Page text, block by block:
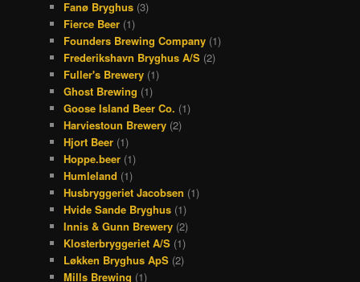
Fanø Bryghus (3)
Fierce Beer (1)
Founders Brewing Company (1)
Frederikshavn Bryghus A/S (2)
Fuller's Brewery (1)
Ghost Brewing (1)
Goose Island Beer Co. (1)
Harviestoun Brewery (2)
Hjort Beer (1)
Hoppe.beer (1)
Humleland (1)
Husbryggeriet Jacobsen (1)
Hvide Sande Bryghus (1)
Innis & Gunn Brewery (2)
Klosterbryggeriet A/S (1)
Løkken Bryghus ApS (2)
Mills Brewing (1)